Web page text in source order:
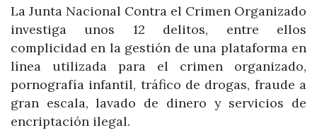
La Junta Nacional Contra el Crimen Organizado
investiga unos 12 delitos, entre ellos
complicidad en la gestión de una plataforma en
línea utilizada para el crimen organizado,
pornografía infantil, tráfico de drogas, fraude a
gran escala, lavado de dinero y servicios de
encriptación ilegal.